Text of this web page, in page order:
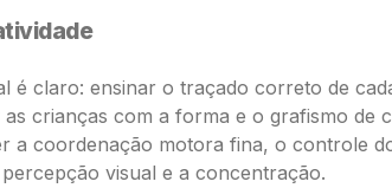
é claro: ensinar o traçado correto de
as crianças com a forma e o grafismo de
a coordenação motora fina, o controle
visual e a concentração.